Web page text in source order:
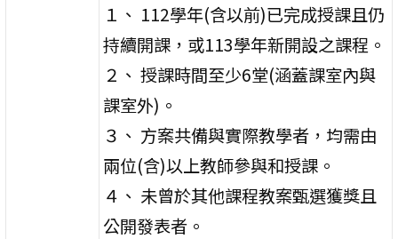
１、 112學年(含以前)已完成授課且仍
持續開課，或113學年新開設之課程。
２、 授課時間至少6堂(涵蓋課室內與
課室外)。
３、 方案共備與實際教學者，均需由
兩位(含)以上教師參與和授課。
４、 未曾於其他課程教案甄選獲獎且
公開發表者。